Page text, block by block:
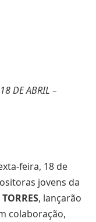
DE ABRIL –
feira, 18 de
jovens da
TORRES, lançarão
colaboração,